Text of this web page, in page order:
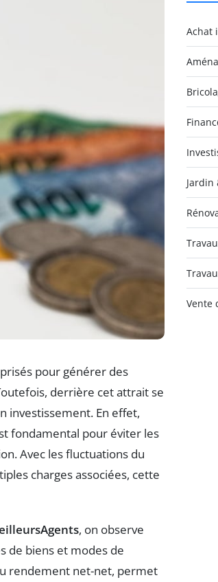
pour générer des
derrière cet attrait se
investissement. En effet,
fondamental pour éviter les
Avec les fluctuations du
charges associées, cette
, on observe
de biens et modes de
rendement net-net, permet
Achat
Jardin
Vente